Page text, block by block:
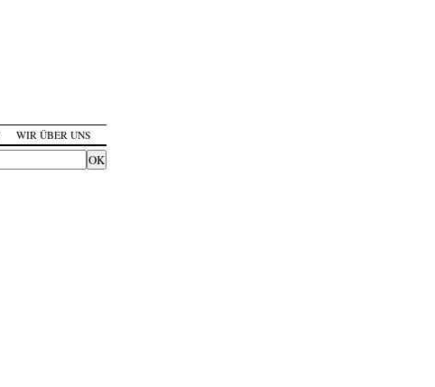
WIR ÜBER UNS